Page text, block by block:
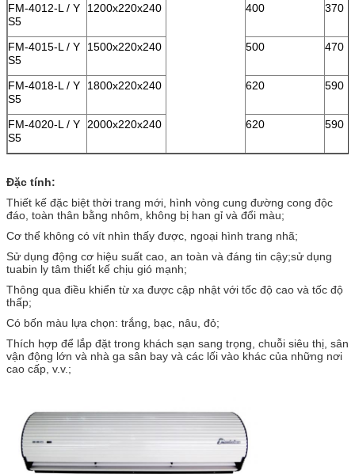
FM-4012-L / Y
S5
1200x220x240 400 370
FM-4015-L / Y
S5
1500x220x240 500 470
FM-4018-L / Y
S5
1800x220x240 620 590
FM-4020-L / Y
S5
2000x220x240 620 590
Đặc tính:
Thiết kế đặc biệt thời trang mới, hình vòng cung đường cong độc
đáo, toàn thân bằng nhôm, không bị han gỉ và đổi màu;
Cơ thể không có vít nhìn thấy được, ngoại hình trang nhã;
Sử dụng động cơ hiệu suất cao, an toàn và đáng tin cậy;sử dụng
tuabin ly tâm thiết kế chịu gió mạnh;
Thông qua điều khiển từ xa được cập nhật với tốc độ cao và tốc độ
thấp;
Có bốn màu lựa chọn: trắng, bạc, nâu, đỏ;
Thích hợp để lắp đặt trong khách sạn sang trọng, chuỗi siêu thị, sân
vận động lớn và nhà ga sân bay và các lối vào khác của những nơi
cao cấp, v.v.;